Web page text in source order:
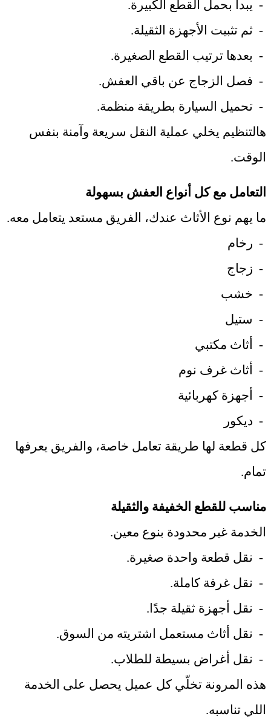
- يبدأ بحمل القطع الكبيرة.
- ثم تثبيت الأجهزة الثقيلة.
- بعدها ترتيب القطع الصغيرة.
- فصل الزجاج عن باقي العفش.
- تحميل السيارة بطريقة منظمة.
هالتنظيم يخلي عملية النقل سريعة وآمنة بنفس
الوقت.
التعامل مع كل أنواع العفش بسهولة
ما يهم نوع الأثاث عندك، الفريق مستعد يتعامل معه.
- رخام
- زجاج
- خشب
- ستيل
-
أثاث مكتبي
-
أثاث غرف نوم
-
أجهزة كهربائية
- ديكور
كل قطعة لها طريقة تعامل خاصة، والفريق يعرفها
تمام.
مناسب للقطع الخفيفة والثقيلة
الخدمة غير محدودة بنوع معين.
- نقل قطعة واحدة صغيرة.
- نقل غرفة كاملة.
- نقل أجهزة ثقيلة جدًا .
- نقل أثاث مستعمل اشتريته من السوق.
- نقل أغراض بسيطة للطلاب.
هذه المرونة تخلّي كل عميل يحصل على الخدمة
اللي تناسبه.